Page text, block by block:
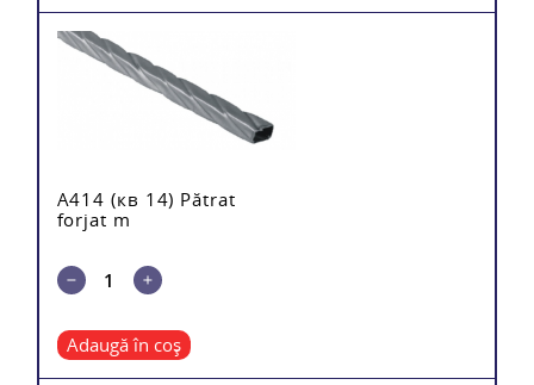
A414 (кв 14) Pătrat
forjat m
Adaugă în coș